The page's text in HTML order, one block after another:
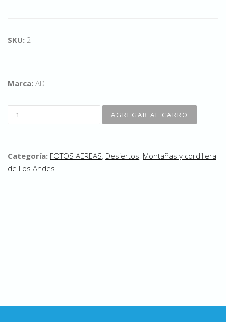
SKU: 2
Marca: AD
Categoría: FOTOS AEREAS, Desiertos, Montañas y cordillera
de Los Andes